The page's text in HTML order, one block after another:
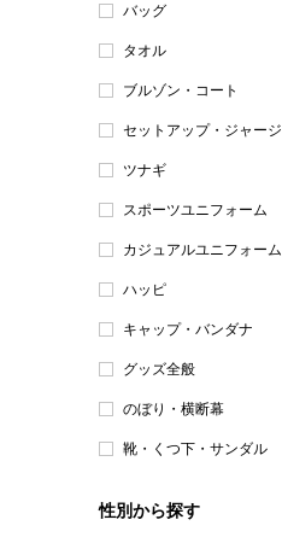
バッグ
タオル
ブルゾン・コート
セットアップ・ジャージ
ツナギ
スポーツユニフォーム
カジュアルユニフォーム
ハッピ
キャップ・バンダナ
グッズ全般
のぼり・横断幕
靴・くつ下・サンダル
性別から探す